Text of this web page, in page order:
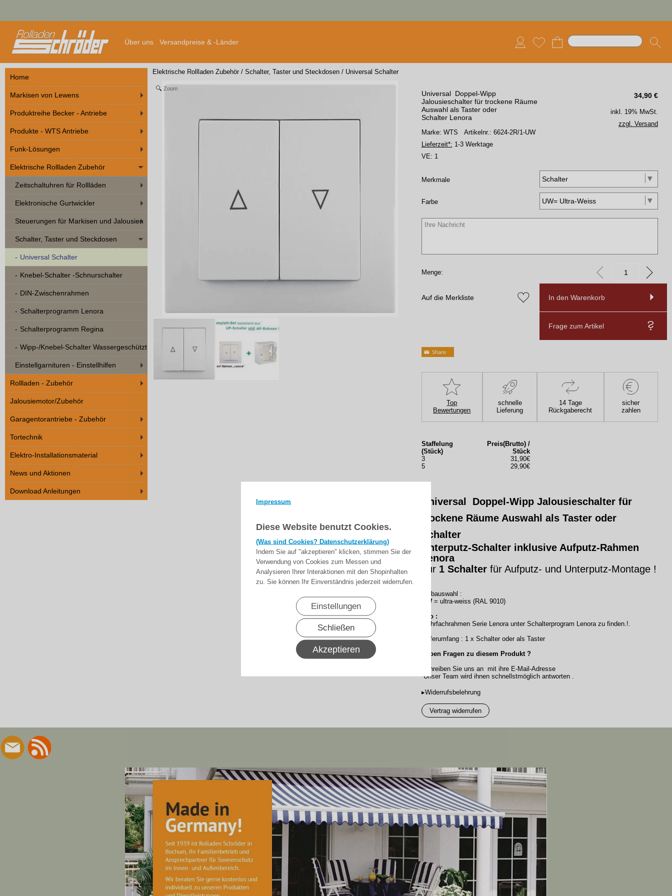
Impressum
Diese Website benutzt Cookies.
(Was sind Cookies? Datenschutzerklärung)
Indem Sie auf "akzeptieren" klicken, stimmen Sie der
Verwendung von Cookies zum Messen und
Analysieren Ihrer Interaktionen mit den Shopinhalten
zu. Sie können Ihr Einverständnis jederzeit widerrufen.
Einstellungen
Schließen
Akzeptieren
Über uns Versandpreise & -Länder
Home
Markisen von Lewens
Produktreihe Becker - Antriebe
Produkte - WTS Antriebe
Funk-Lösungen
Elektrische Rollladen Zubehör
Zeitschaltuhren für Rollläden
Elektronische Gurtwickler
Steuerungen für Markisen und Jalousien
Schalter, Taster und Steckdosen
Universal Schalter
Knebel-Schalter -Schnurschalter
DIN-Zwischenrahmen
Schalterprogramm Lenora
Schalterprogramm Regina
Wipp-/Knebel-Schalter Wassergeschützt
Einstellgarnituren - Einstellhilfen
Rollladen - Zubehör
Jalousiemotor/Zubehör
Garagentorantriebe - Zubehör
Tortechnik
Elektro-Installationsmaterial
News und Aktionen
Download Anleitungen
Elektrische Rollladen Zubehör / Schalter, Taster und Steckdosen / Universal Schalter
Zoom
34,90 €
Universal Doppel-Wipp
Jalousieschalter für trockene Räume
Auswahl als Taster oder
Schalter Lenora
Marke: WTS Artikelnr.: 6624-2R/1-UW
Lieferzeit*: 1-3 Werktage
VE: 1
inkl. 19% MwSt.
zzgl. Versand
Merkmale
Farbe
Menge:
Auf die Merkliste In den Warenkorb
Frage zum Artikel
Top
Bewertungen
schnelle
Lieferung
14 Tage
Rückgaberecht
sicher
zahlen
Staffelung
(Stück)
Preis(Brutto) /
Stück
3
31,90€
5
29,90€
Universal Doppel-Wipp Jalousieschalter für
trockene Räume Auswahl als Taster oder
Schalter
Unterputz-Schalter inklusive Aufputz-Rahmen
Lenora
nur 1 Schalterfür Aufputz- und Unterputz-Montage !
Farbauswahl :
UW= ultra-weiss (RAL 9010)
Info :
Mehrfachrahmen Serie Lenora unter Schalterprogram Lenora zu finden.!.
Lieferumfang : 1 x Schalter oder als Taster
Haben Fragen zu diesem Produkt ?
Schreiben Sie uns an mit ihre E-Mail-Adresse
Unser Team wird ihnen schnellstmöglich antworten .
▸Widerrufsbelehrung
Vertrag widerrufen